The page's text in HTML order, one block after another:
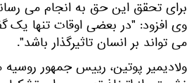
برای تحقق این حق به انجام می
وی افزود: "در بعضی اوقات تنها
می تواند بر انسان تاثیرگذار باشد".
ولادیمیر پوتین، رییس جمهور روسیه